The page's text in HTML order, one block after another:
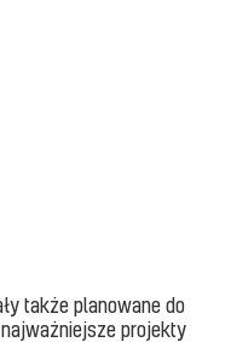
także planowane do
projekty